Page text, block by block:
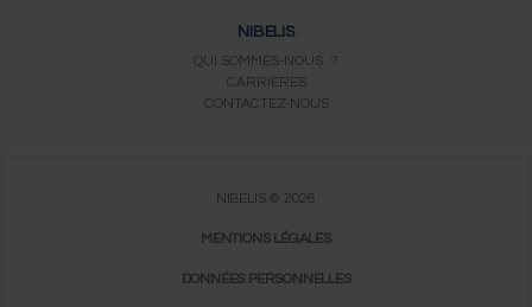
NIBELIS
QUI SOMMES-NOUS ?
CARRIÈRES
CONTACTEZ-NOUS
NIBELIS © 2026
MENTIONS LÉGALES
DONNÉES PERSONNELLES